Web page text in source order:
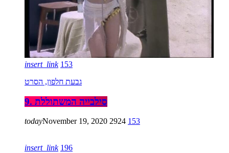
insert_link 153
גבעת חלפון, הסרט
9. סילבייה המשתוללת
todayNovember 19, 2020 2924 153
insert_link 196